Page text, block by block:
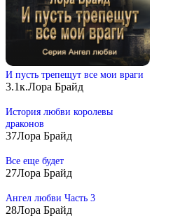
И пусть трепещут все мои враги
3.1к.Лора Брайд
История любви королевы
драконов
37Лора Брайд
Все еще будет
27Лора Брайд
Ангел любви Часть 3
28Лора Брайд